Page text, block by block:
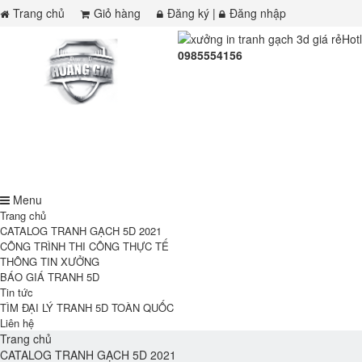
Trang chủ Giỏ hàng Đăng ký |
Đăng nhập
0985554156
Menu
Trang chủ
CATALOG TRANH GẠCH 5D 2021
CÔNG TRÌNH THI CÔNG THỰC TẾ
THÔNG TIN XƯỞNG
BÁO GIÁ TRANH 5D
Tin tức
TÌM ĐẠI LÝ TRANH 5D TOÀN QUỐC
Liên hệ
Trang chủ
CATALOG TRANH GẠCH 5D 2021